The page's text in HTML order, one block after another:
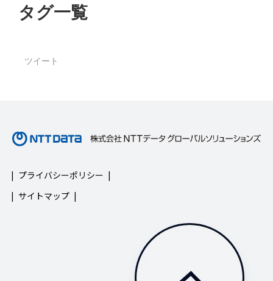
タグ一覧
ツイート
プライバシーポリシー
サイトマップ